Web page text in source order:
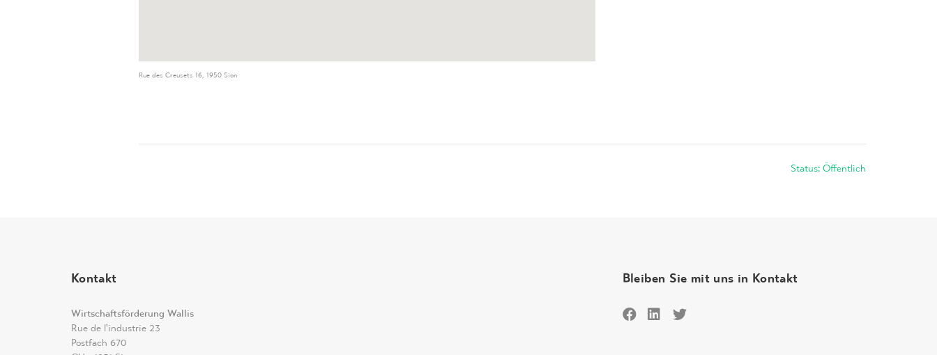
Rue des Creusets 16, 1950 Sion
Status: Öffentlich
Kontakt
Wirtschaftsförderung Wallis
Rue de l'industrie 23
Postfach 670
Bleiben Sie mit uns in Kontakt